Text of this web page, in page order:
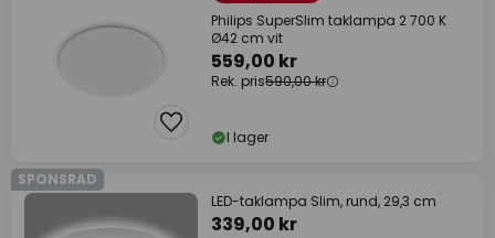
Philips SuperSlim taklampa 2 700 K
Ø42 cm vit
559,00 kr
Rek. pris590,00 kr
I lager
SPONSRAD
LED-taklampa Slim, rund, 29,3 cm
339,00 kr